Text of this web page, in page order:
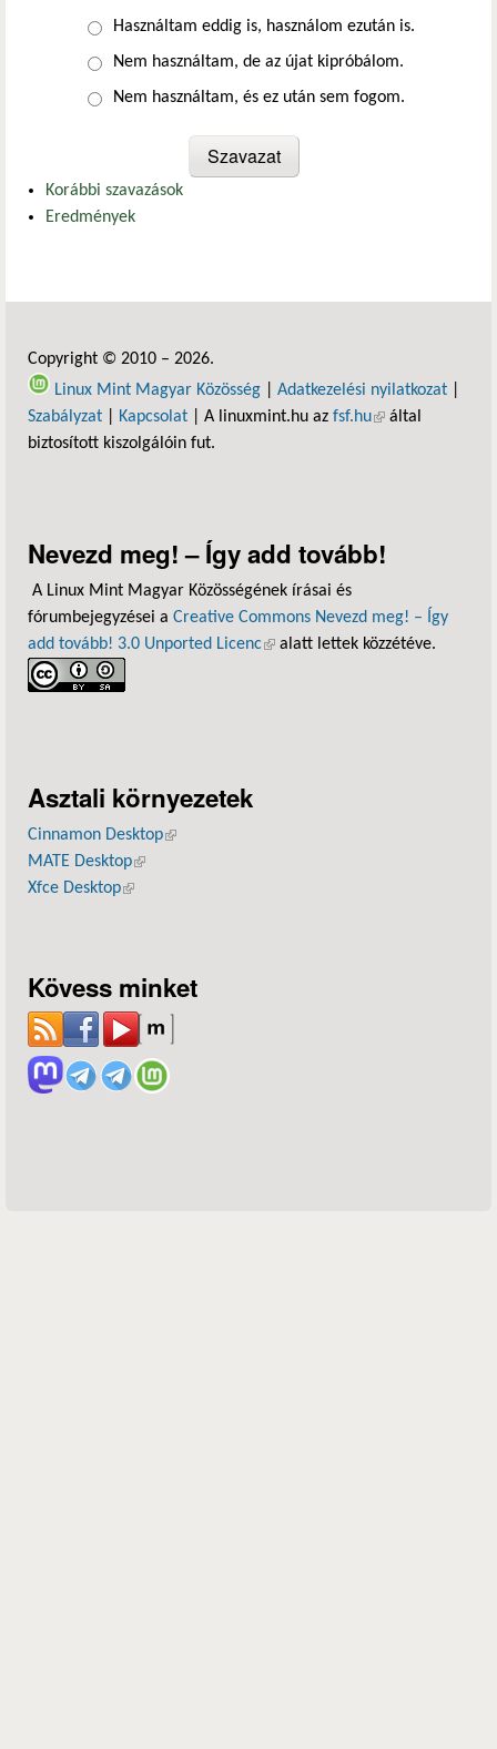
Választások
Használtam eddig is, használom ezután is.
Nem használtam, de az újat kipróbálom.
Nem használtam, és ez után sem fogom.
Korábbi szavazások
Eredmények
Copyright © 2010 – 2026.
Linux Mint Magyar Közösség
Adatkezelési nyilatkozat
Szabályzat
Kapcsolat | A linuxmint.hu az fsf.hu(külső hivatkozás)
által
biztosított kiszolgálóin fut.
Nevezd meg! – Így add tovább!
A Linux Mint Magyar Közösségének írásai és
fórumbejegyzései a Creative Commons Nevezd meg! – Így
add tovább! 3.0 Unported Licenc(külső hivatkozás)
alatt lettek közzétéve.
Asztali környezetek
Cinnamon Desktop(külső hivatkozás)
MATE Desktop(külső hivatkozás)
Xfce Desktop(külső hivatkozás)
Kövess minket